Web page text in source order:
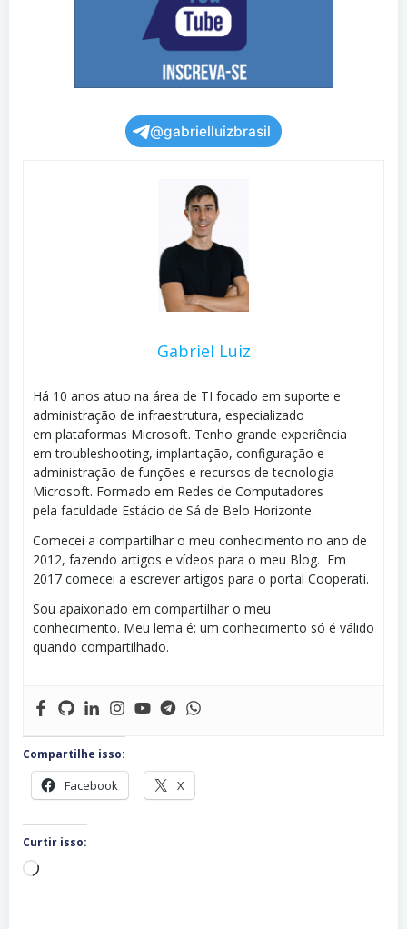
@gabrielluizbrasil
Gabriel Luiz
Há 10 anos atuo na área de TI focado em suporte e
administração de infraestrutura, especializado
em plataformas Microsoft. Tenho grande experiência
em troubleshooting, implantação, configuração e
administração de funções e recursos de tecnologia
Microsoft. Formado em Redes de Computadores
pela faculdade Estácio de Sá de Belo Horizonte.
Comecei a compartilhar o meu conhecimento no ano de
2012, fazendo artigos e vídeos para o meu Blog. Em
2017 comecei a escrever artigos para o portal Cooperati.
Sou apaixonado em compartilhar o meu
conhecimento. Meu lema é: um conhecimento só é válido
quando compartilhado.
Compartilhe isso:
Facebook X
Curtir isso:
Carregando...